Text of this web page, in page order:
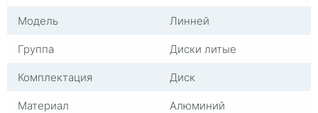
Модель
Линней
Группа
Диски литые
Комплектация
Диск
Материал
Алюминий